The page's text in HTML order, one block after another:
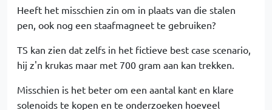
Heeft het misschien zin om in plaats van die stalen
pen, ook nog een staafmagneet te gebruiken?
TS kan zien dat zelfs in het fictieve best case scenario,
hij z'n krukas maar met 700 gram aan kan trekken.
Misschien is het beter om een aantal kant en klare
solenoids te kopen en te onderzoeken hoeveel